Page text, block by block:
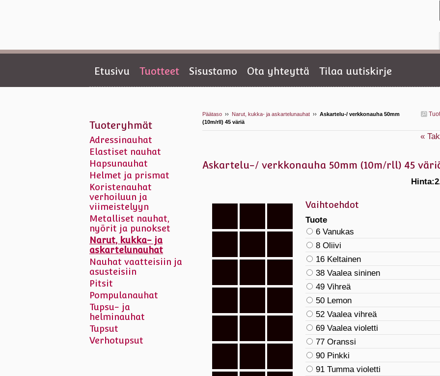
Etusivu Tuotteet Sisustamo Ota yhteyttä Tilaa uutiskirje
Päätaso ›› Narut, kukka- ja askartelunauhat ›› Askartelu-/ verkkonauha 50mm
(10m/rll) 45 väriä
«
Askartelu-/ verkkonauha 50mm (10m/rll) 45
Hinta:
Vaihtoehdot
Tuote
6 Vanukas
8 Oliivi
16 Keltainen
38 Vaalea sininen
49 Vihreä
50 Lemon
52 Vaalea vihreä
69 Vaalea violetti
77 Oranssi
90 Pinkki
91 Tumma violetti
Tuoteryhmät
Adressinauhat
Elastiset nauhat
Hapsunauhat
Helmet ja prismat
Koristenauhat
verhoiluun ja
viimeistelyyn
Metalliset nauhat,
nyörit ja punokset
Narut, kukka- ja
askartelunauhat
Nauhat vaatteisiin ja
asusteisiin
Pitsit
Pompulanauhat
Tupsu- ja
helminauhat
Tupsut
Verhotupsut